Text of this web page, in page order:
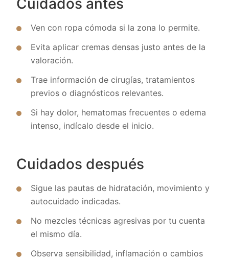
Cuidados antes
Ven con ropa cómoda si la zona lo permite.
Evita aplicar cremas densas justo antes de la
valoración.
Trae información de cirugías, tratamientos
previos o diagnósticos relevantes.
Si hay dolor, hematomas frecuentes o edema
intenso, indícalo desde el inicio.
Cuidados después
Sigue las pautas de hidratación, movimiento y
autocuidado indicadas.
No mezcles técnicas agresivas por tu cuenta
el mismo día.
Observa sensibilidad, inflamación o cambios